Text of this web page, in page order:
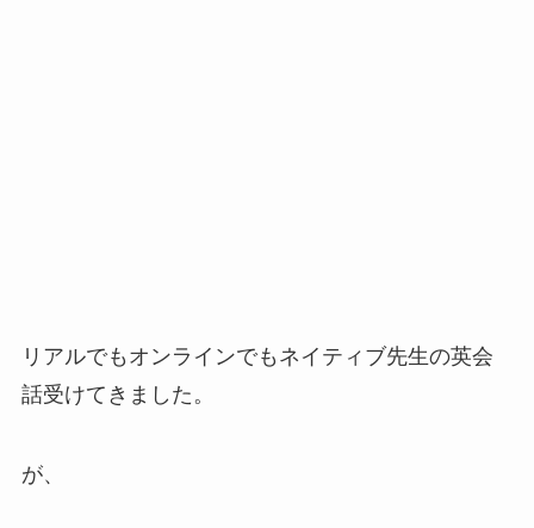
リアルでもオンラインでもネイティブ先生の英会
話受けてきました。
が、